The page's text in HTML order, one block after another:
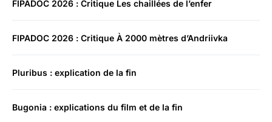
FIPADOC 2026 : Critique Les chaillées de l’enfer
FIPADOC 2026 : Critique À 2000 mètres d’Andriivka
Pluribus : explication de la fin
Bugonia : explications du film et de la fin